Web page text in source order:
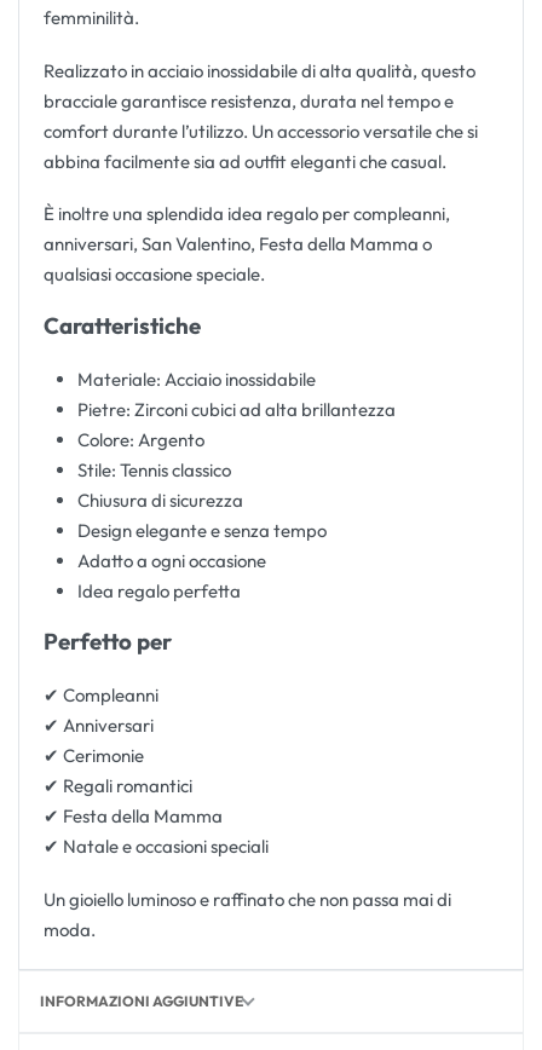
femminilità.
Realizzato in acciaio inossidabile di alta qualità, questo
bracciale garantisce resistenza, durata nel tempo e
comfort durante l’utilizzo. Un accessorio versatile che si
abbina facilmente sia ad outfit eleganti che casual.
È inoltre una splendida idea regalo per compleanni,
anniversari, San Valentino, Festa della Mamma o
qualsiasi occasione speciale.
Caratteristiche
Materiale: Acciaio inossidabile
Pietre: Zirconi cubici ad alta brillantezza
Colore: Argento
Stile: Tennis classico
Chiusura di sicurezza
Design elegante e senza tempo
Adatto a ogni occasione
Idea regalo perfetta
Perfetto per
✔ Compleanni
✔ Anniversari
✔ Cerimonie
✔ Regali romantici
✔ Festa della Mamma
✔ Natale e occasioni speciali
Un gioiello luminoso e raffinato che non passa mai di
moda.
INFORMAZIONI AGGIUNTIVE